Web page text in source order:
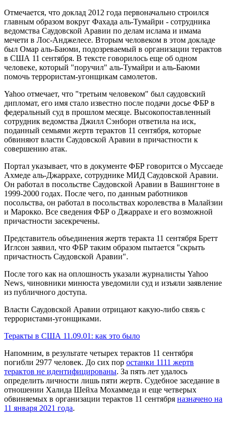
Отмечается, что доклад 2012 года первоначально строился
главным образом вокруг Фахада аль-Тумайри - сотрудника
ведомства Саудовской Аравии по делам ислама и имама
мечети в Лос-Анджелесе. Вторым человеком в этом докладе
был Омар аль-Баюми, подозреваемый в организации терактов
в США 11 сентября. В тексте говорилось еще об одном
человеке, который "поручил" аль-Тумайри и аль-Баюми
помочь террористам-угонщикам самолетов.
Yahoo отмечает, что "третьим человеком" был саудовский
дипломат, его имя стало известно после подачи досье ФБР в
федеральный суд в прошлом месяце. Высокопоставленный
сотрудник ведомства Джилл Сэнборн ответила на иск,
поданный семьями жертв терактов 11 сентября, которые
обвиняют власти Саудовской Аравии в причастности к
совершению атак.
Портал указывает, что в документе ФБР говорится о Муcсаеде
Ахмеде аль-Джаррахе, сотруднике МИД Саудовской Аравии.
Он работал в посольстве Саудовской Аравии в Вашингтоне в
1999-2000 годах. После чего, по данным работников
посольства, он работал в посольствах королевства в Малайзии
и Марокко. Все сведения ФБР о Джаррахе и его возможной
причастности засекречены.
Представитель объединения жертв теракта 11 сентября Бретт
Иглсон заявил, что ФБР таким образом пытается "скрыть
причастность Саудовской Аравии".
После того как на оплошность указали журналисты Yahoo
News, чиновники минюста уведомили суд и изъяли заявление
из публичного доступа.
Власти Саудовской Аравии отрицают какую-либо связь с
террористами-угонщиками.
Теракты в США 11.09.01: как это было
Напомним, в результате четырех терактов 11 сентября
погибли 2977 человек. До сих пор останки 1111 жертв
терактов не идентифицированы. За пять лет удалось
определить личности лишь пяти жертв. Судебное заседание в
отношении Халида Шейха Мохаммеда и еще четверых
обвиняемых в организации терактов 11 сентября назначено на
11 января 2021 года.